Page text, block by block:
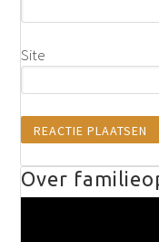
Site
Over